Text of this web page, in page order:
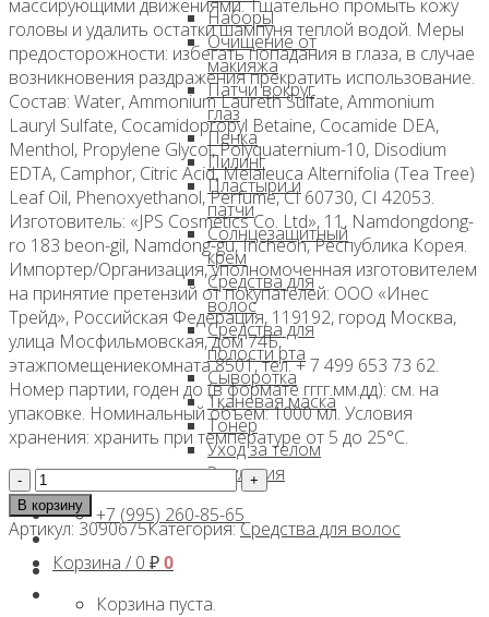
Наборы
Очищение от
макияжа
Патчи вокруг
глаз
Пенка
Пилинг
Пластыри и
патчи
Солнцезащитный
крем
Средства для
волос
Средства для
полости рта
Сыворотка
Тканевая маска
Тонер
Уход за телом
Эмульсия
+7 (995) 260-85-65
Корзина / 0 ₽0
Корзина пуста.
массирующими движениями. Тщательно промыть кожу
головы и удалить остатки шампуня теплой водой. Меры
предосторожности: избегать попадания в глаза, в случае
возникновения раздражения прекратить использование.
Состав: Water, Ammonium Laureth Sulfate, Ammonium
Lauryl Sulfate, Cocamidopropyl Betaine, Cocamide DEA,
Menthol, Propylene Glycol, Polyquaternium-10, Disodium
EDTA, Camphor, Citric Acid, Melaleuca Alternifolia (Tea Tree)
Leaf Oil, Phenoxyethanol, Perfume, CI 60730, CI 42053.
Изготовитель: «JPS Cosmetics Co. Ltd», 11, Namdongdong-
ro 183 beon-gil, Namdong-gu, Incheon, Республика Корея.
Импортер/Организация, уполномоченная изготовителем
на принятие претензий от покупателей: ООО «Инес
Трейд», Российская Федерация, 119192, город Москва,
улица Мосфильмовская, дом 74Б,
этажпомещениекомната 8501, тел. + 7 499 653 73 62.
Номер партии, годен до (в формате гггг.мм.дд): см. на
упаковке. Номинальный объем: 1000 мл. Условия
хранения: хранить при температуре от 5 до 25°С.
Количество
товара
Освежающий
шампунь,
1000
мл,
В корзину
Артикул: 3090675Категория:Средства для волос